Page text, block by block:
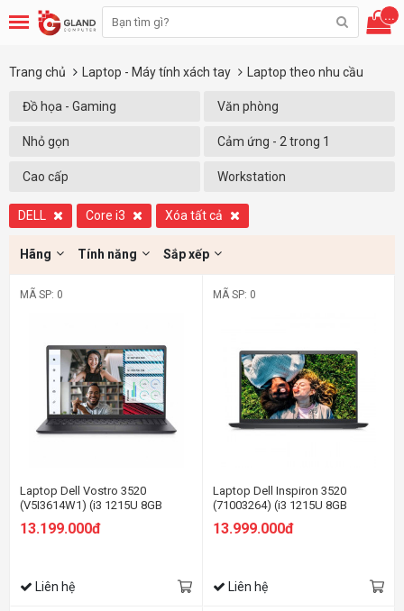
...
Trang chủ Laptop - Máy tính xách tay Laptop theo nhu cầu
Đồ họa - Gaming Văn phòng
Nhỏ gọn Cảm ứng - 2 trong 1
Cao cấp Workstation
DELL Core i3 Xóa tất cả
Hãng Tính năng Sắp xếp
MÃ SP: 0
Laptop Dell Vostro 3520
(V5I3614W1) (i3 1215U 8GB
FHD/Win11/OfficeHS21/Xám)
13.199.000đ
Liên hệ
MÃ SP: 0
Laptop Dell Inspiron 3520
(71003264) (i3 1215U 8GB
FHD/Win11/OfficeHS21/Đen)
13.999.000đ
Liên hệ